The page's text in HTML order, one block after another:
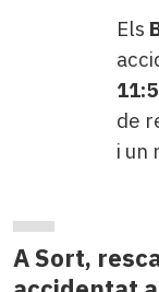
Els
de
i un
A Sort,